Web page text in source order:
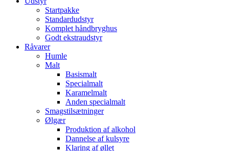
Startpakke
Standardudstyr
Komplet håndbryghus
Godt ekstraudstyr
Råvarer
Humle
Malt
Basismalt
Specialmalt
Karamelmalt
Anden specialmalt
Smagstilsætninger
Ølgær
Produktion af alkohol
Dannelse af kulsyre
Klaring af øllet